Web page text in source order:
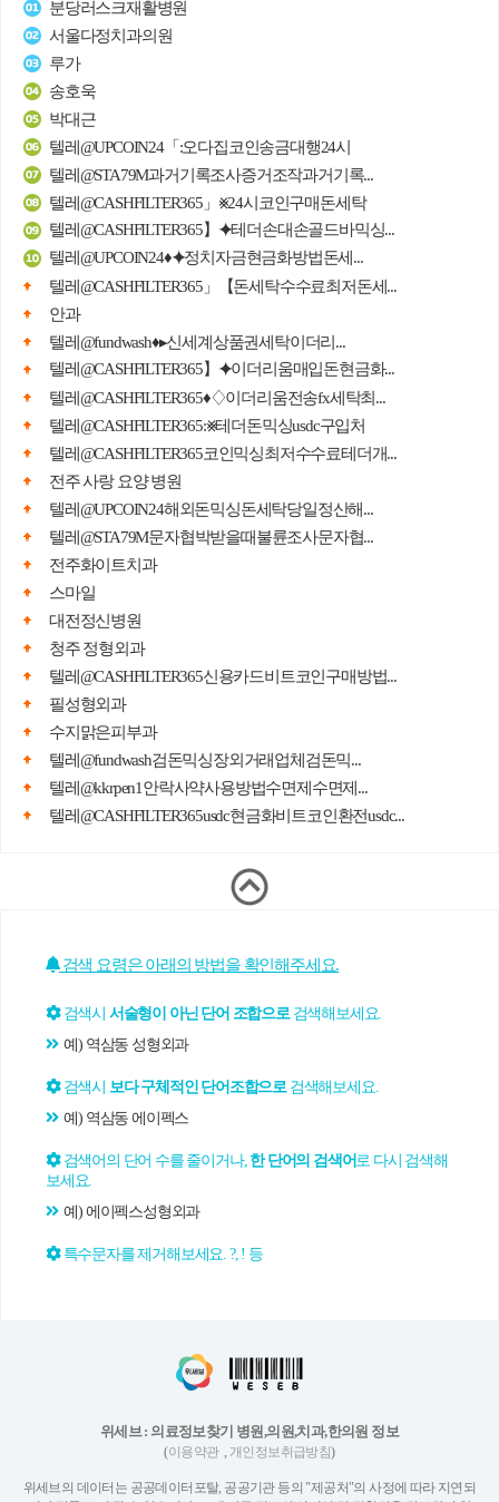
분당러스크재활병원
서울다정치과의원
루가
송호욱
박대근
텔레@UPCOIN24「:오다집코인송금대행24시
텔레@STA79M과거기록조사증거조작과거기록...
텔레@CASHFILTER365」⨳24시코인구매돈세탁
텔레@CASHFILTER365】⯌테더손대손골드바믹싱...
텔레@UPCOIN24♦⯌정치자금현금화방법돈세...
텔레@CASHFILTER365」【돈세탁수수료최저돈세...
안과
텔레@fundwash♦▸신세계상품권세탁이더리...
텔레@CASHFILTER365】⯌이더리움매입돈현금화...
텔레@CASHFILTER365♦♢이더리움전송fx세탁최...
텔레@CASHFILTER365:⨳테더돈믹싱usdc구입처
텔레@CASHFILTER365코인믹싱최저수수료테더개...
전주 사랑 요양 병원
텔레@UPCOIN24해외돈믹싱돈세탁당일정산해...
텔레@STA79M문자협박받을때불륜조사문자협...
전주화이트치과
스마일
대전정신병원
청주 정형외과
텔레@CASHFILTER365신용카드비트코인구매방법...
필성형외과
수지맑은피부과
텔레@fundwash검돈믹싱장외거래업체검돈믹...
텔레@kkrpen1안락사약사용방법수면제수면제...
텔레@CASHFILTER365usdc현금화비트코인환전usdc...
검색 요령은 아래의 방법을 확인해주세요.
검색시 서술형이 아닌 단어 조합으로검색해보세요.
예) 역삼동 성형외과
검색시 보다 구체적인 단어조합으로검색해보세요.
예) 역삼동 에이펙스
검색어의 단어 수를 줄이거나, 한 단어의 검색어로 다시 검색해
보세요.
예) 에이펙스성형외과
특수문자를 제거해보세요. ?, ! 등
위세브 : 의료정보찾기 병원,의원,치과,한의원 정보
(이용약관, 개인정보취급방침)
위세브의 데이터는 공공데이터포탈, 공공기관 등의 "제공처"의 사정에 따라 지연되